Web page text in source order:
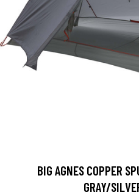
BIG AGNES COPPER
GRAY/